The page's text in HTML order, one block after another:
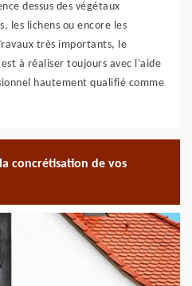
dessus des végétaux
les lichens ou encore les
très importants, le
à réaliser toujours avec l’aide
hautement qualifié comme
concrétisation de vos